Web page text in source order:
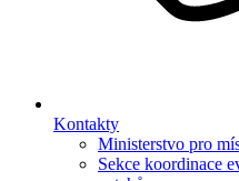
Kontakty
Ministerstvo pro
Sekce koordinace